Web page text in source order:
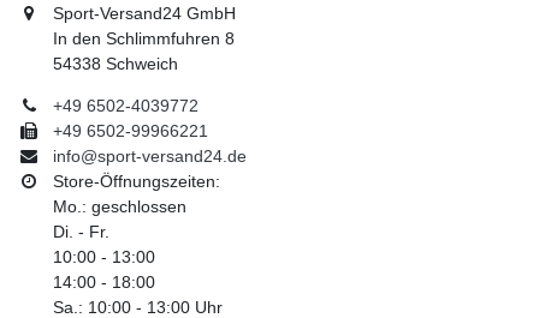
Sport-Versand24 GmbH
In den Schlimmfuhren 8
54338 Schweich
+49 6502-4039772
+49 6502-99966221
info@sport-versand24.de
Store-Öffnungszeiten:
Mo.: geschlossen
Di. - Fr.
10:00 - 13:00
14:00 - 18:00
Sa.: 10:00 - 13:00 Uhr